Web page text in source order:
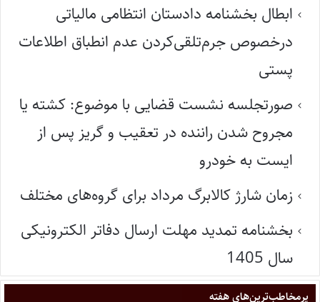
ابطال بخشنامه دادستان انتظامی مالیاتی
درخصوص جرم‌تلقی‌کردن عدم انطباق اطلاعات
پستی
صورتجلسه نشست قضایی با موضوع: کشته یا
مجروح شدن راننده در تعقیب و گریز پس از
ایست به خودرو
زمان شارژ کالابرگ مرداد برای گروه‌های مختلف
بخشنامه تمدید مهلت ارسال دفاتر الکترونیکی
سال 1405
پر‌مخاطب‌ترین‌های هفته